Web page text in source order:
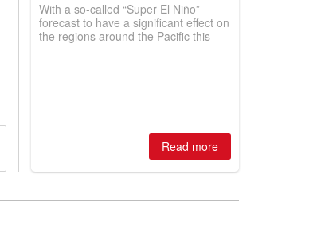
With a so-called “Super El Niño”
forecast to have a significant effect on
the regions around the Pacific this
Read more